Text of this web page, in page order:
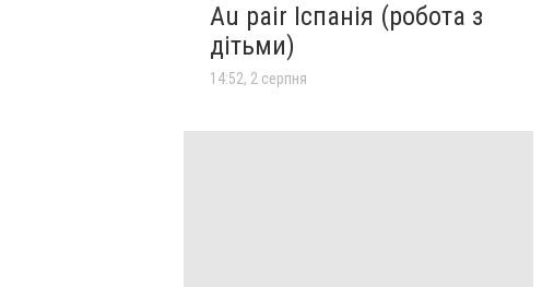
Au pair Іспанія (робота з
дітьми)
14:52, 2 серпня